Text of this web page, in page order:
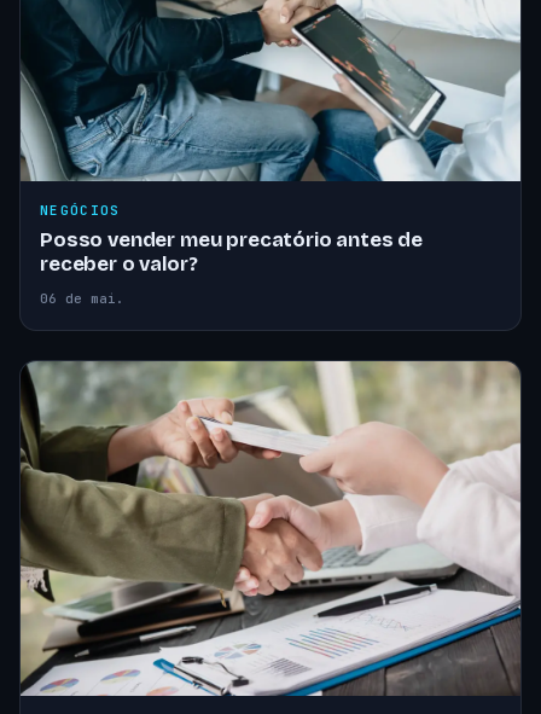
NEGÓCIOS
Posso vender meu precatório antes de
receber o valor?
06 de mai.